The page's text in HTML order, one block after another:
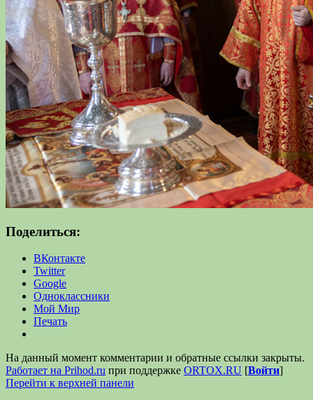
Поделиться:
ВКонтакте
Twitter
Google
Одноклассники
Мой Мир
Печать
На данный момент комментарии и обратные ссылки закрыты.
Работает на Prihod.ru при поддержке ORTOX.RU [Войти]
Перейти к верхней панели